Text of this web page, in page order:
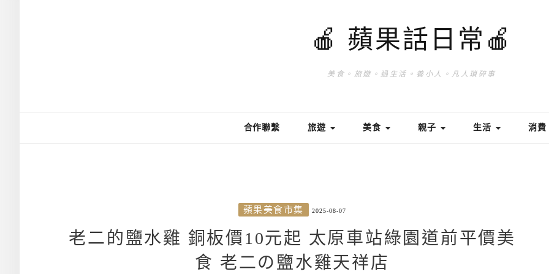
🍎 蘋果話日常🍎
美食。旅遊。過生活。養小人。凡人瑣碎事
合作聯繫 旅遊 美食 親子 生活 消費
蘋果美食市集 2025-08-07
老二的鹽水雞 銅板價10元起 太原車站綠園道前平價美
食 老二の鹽水雞天祥店